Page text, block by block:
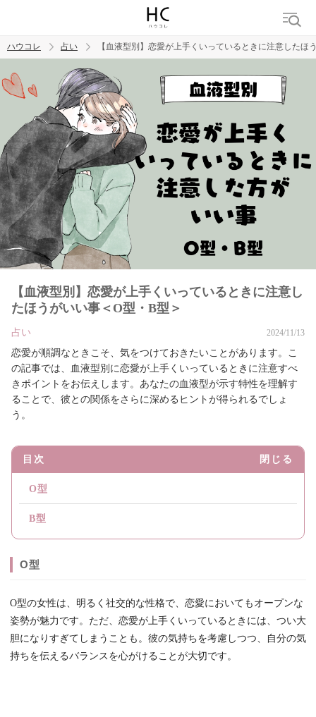
トレンド ワード
ハウコレ 占い 【血液型別】恋愛が上手くいっているときに注意したほ
【血液型別】恋愛が上手くいっているときに注意し
たほうがいい事＜O型・B型＞
占い 2024/11/13
恋愛が順調なときこそ、気をつけておきたいことがあります。こ
の記事では、血液型別に恋愛が上手くいっているときに注意すべ
きポイントをお伝えします。あなたの血液型が示す特性を理解す
ることで、彼との関係をさらに深めるヒントが得られるでしょ
う。
目次 閉じる
O型
B型
O型
O型の女性は、明るく社交的な性格で、恋愛においてもオープンな
姿勢が魅力です。ただ、恋愛が上手くいっているときには、つい大
胆になりすぎてしまうことも。彼の気持ちを考慮しつつ、自分の気
持ちを伝えるバランスを心がけることが大切です。